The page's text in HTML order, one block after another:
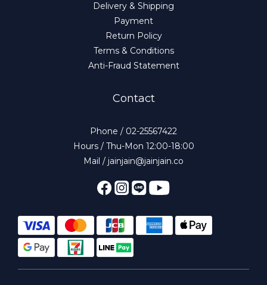
Delivery & Shipping
Payment
Return Policy
Terms & Conditions
Anti-Fraud Statement
Contact
Phone / 02-25567422
Hours / Thu-Mon 12:00-18:00
Mail / jainjain@jainjain.co